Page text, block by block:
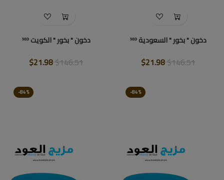
دخون " بخور " السعودية ᴹᴼ
$146.51
$21.98
دخون " بخور " الكويت ᴹᴼ
$146.51
$21.98
-84%
-84%